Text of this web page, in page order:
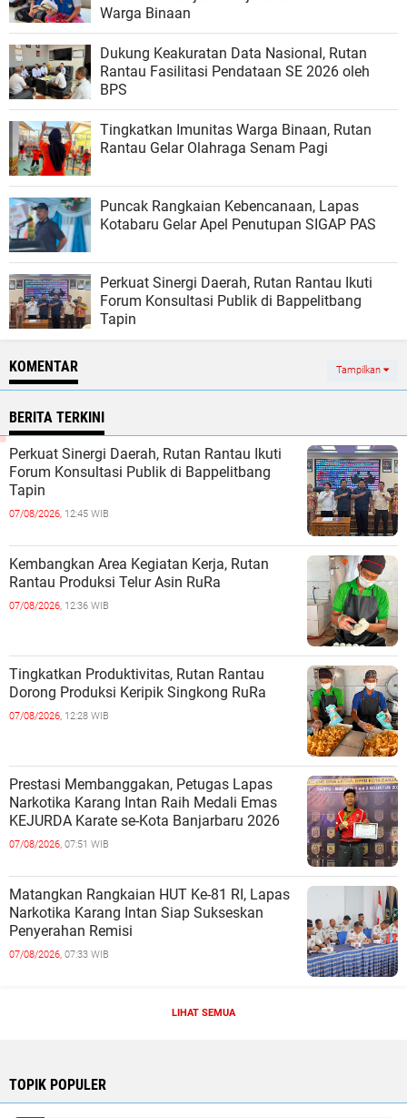
Warga Binaan
Dukung Keakuratan Data Nasional, Rutan
Rantau Fasilitasi Pendataan SE 2026 oleh
BPS
Tingkatkan Imunitas Warga Binaan, Rutan
Rantau Gelar Olahraga Senam Pagi
Puncak Rangkaian Kebencanaan, Lapas
Kotabaru Gelar Apel Penutupan SIGAP PAS
Perkuat Sinergi Daerah, Rutan Rantau Ikuti
Forum Konsultasi Publik di Bappelitbang
Tapin
KOMENTAR Tampilkan
BERITA TERKINI
Perkuat Sinergi Daerah, Rutan Rantau Ikuti
Forum Konsultasi Publik di Bappelitbang
Tapin
07/08/2026, 12:45 WIB
Kembangkan Area Kegiatan Kerja, Rutan
Rantau Produksi Telur Asin RuRa
07/08/2026, 12:36 WIB
Tingkatkan Produktivitas, Rutan Rantau
Dorong Produksi Keripik Singkong RuRa
07/08/2026, 12:28 WIB
Prestasi Membanggakan, Petugas Lapas
Narkotika Karang Intan Raih Medali Emas
KEJURDA Karate se-Kota Banjarbaru 2026
07/08/2026, 07:51 WIB
Matangkan Rangkaian HUT Ke-81 RI, Lapas
Narkotika Karang Intan Siap Sukseskan
Penyerahan Remisi
07/08/2026, 07:33 WIB
LIHAT SEMUA
TOPIK POPULER